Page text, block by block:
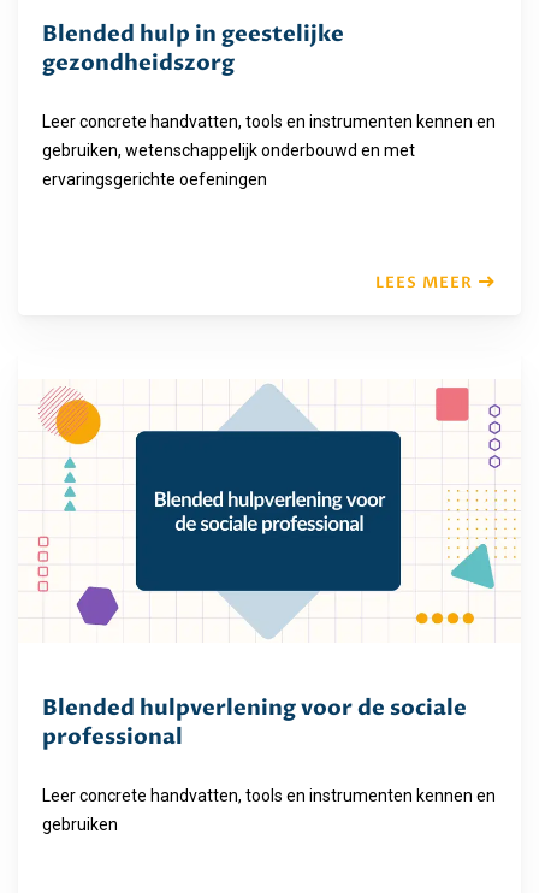
Blended hulp in geestelijke
gezondheidszorg
Leer concrete handvatten, tools en instrumenten kennen en
gebruiken, wetenschappelijk onderbouwd en met
ervaringsgerichte oefeningen
LEES MEER
Blended hulpverlening voor de sociale
professional
Leer concrete handvatten, tools en instrumenten kennen en
gebruiken